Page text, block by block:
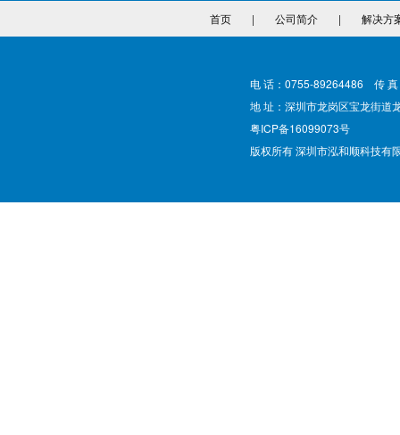
首页 | 公司简介 | 解决方
电 话：0755-89264486 传
地 址：深圳市龙岗区宝龙街道
粤ICP备16099073号
版权所有 深圳市泓和顺科技有